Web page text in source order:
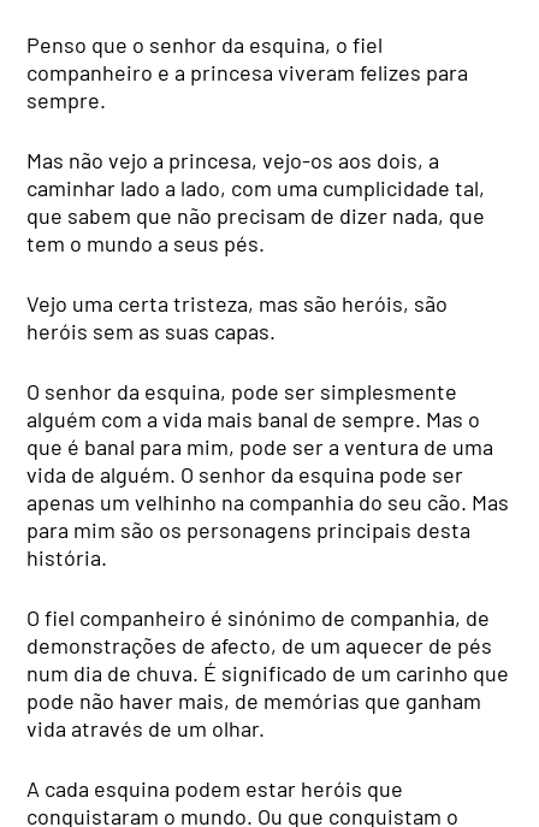
Penso que o senhor da esquina, o fiel
companheiro e a princesa viveram felizes para
sempre.
Mas não vejo a princesa, vejo-os aos dois, a
caminhar lado a lado, com uma cumplicidade tal,
que sabem que não precisam de dizer nada, que
tem o mundo a seus pés.
Vejo uma certa tristeza, mas são heróis, são
heróis sem as suas capas.
O senhor da esquina, pode ser simplesmente
alguém com a vida mais banal de sempre. Mas o
que é banal para mim, pode ser a ventura de uma
vida de alguém. O senhor da esquina pode ser
apenas um velhinho na companhia do seu cão. Mas
para mim são os personagens principais desta
história.
O fiel companheiro é sinónimo de companhia, de
demonstrações de afecto, de um aquecer de pés
num dia de chuva. É significado de um carinho que
pode não haver mais, de memórias que ganham
vida através de um olhar.
A cada esquina podem estar heróis que
conquistaram o mundo. Ou que conquistam o